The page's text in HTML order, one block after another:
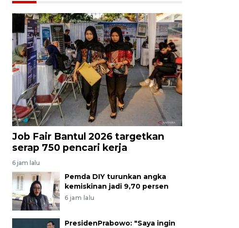
Job Fair Bantul 2026 targetkan
serap 750 pencari kerja
6 jam lalu
Pemda DIY turunkan angka
kemiskinan jadi 9,70 persen
6 jam lalu
PresidenPrabowo: "Saya ingin